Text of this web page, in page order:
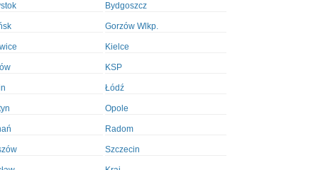
Bydgoszcz
Gorzów Wlkp.
Kielce
KSP
Łódź
Opole
Radom
Szczecin